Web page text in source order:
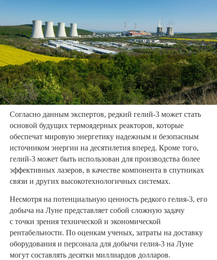
Согласно данным экспертов, редкий гелий-3 может стать
основой будущих термоядерных реакторов, которые
обеспечат мировую энергетику надежным и безопасным
источником энергии на десятилетия вперед. Кроме того,
гелий-3 может быть использован для производства более
эффективных лазеров, в качестве компонента в спутниках
связи и других высокотехнологичных системах.
Несмотря на потенциальную ценность редкого гелия-3, его
добыча на Луне представляет собой сложную задачу
с точки зрения технической и экономической
рентабельности. По оценкам ученых, затраты на доставку
оборудования и персонала для добычи гелия-3 на Луне
могут составлять десятки миллиардов долларов.